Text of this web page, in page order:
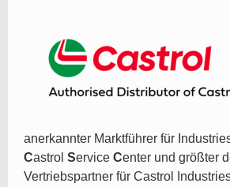
anerkannter Marktführer für
Castrol Service Center und größter
Vertriebspartner für Castrol